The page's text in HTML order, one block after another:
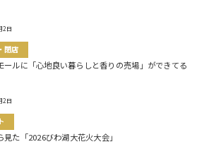
2日
閉店
ールに「心地良い暮らしと香りの売場」ができてる
2日
見た「2026びわ湖大花火大会」